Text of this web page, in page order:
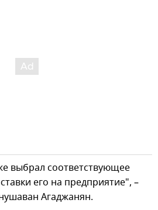
выбрал соответствующее
его на предприятие", –
Агаджанян.